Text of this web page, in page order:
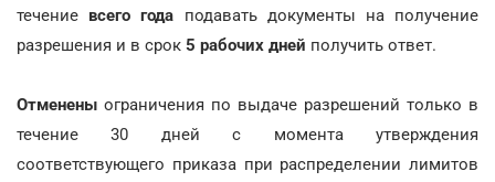
течение всего года подавать документы на получение
разрешения и в срок 5 рабочих дней получить ответ.
Отменены ограничения по выдаче разрешений только в
течение 30 дней с момента утверждения
соответствующего приказа при распределении лимитов